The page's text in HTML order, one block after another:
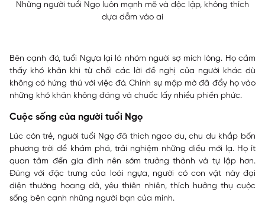
Những người tuổi Ngọ luôn mạnh mẽ và độc lập, không thích
dựa dẫm vào ai
Bên cạnh đó, tuổi Ngựa lại là nhóm người sợ mích lòng. Họ cảm
thấy khó khăn khi từ chối các lời đề nghị của người khác dù
không có hứng thú với việc đó. Chính sự mập mờ đã đẩy họ vào
những khó khăn không đáng và chuốc lấy nhiều phiền phức.
Cuộc sống của người tuổi Ngọ
Lúc còn trẻ, người tuổi Ngọ đã thích ngao du, chu du khắp bốn
phương trời để khám phá, trải nghiệm những điều mới lạ. Họ ít
quan tâm đến gia đình nên sớm trưởng thành và tự lập hơn.
Đúng với đặc trưng của loài ngựa, người có con vật này đại
diện thường hoang dã, yêu thiên nhiên, thích hưởng thụ cuộc
sống bên cạnh những người bạn của mình.